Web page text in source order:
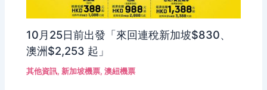
10月25日前出發「來回連稅新加坡$830、
澳洲$2,253 起」
其他資訊,新加坡機票,澳紐機票